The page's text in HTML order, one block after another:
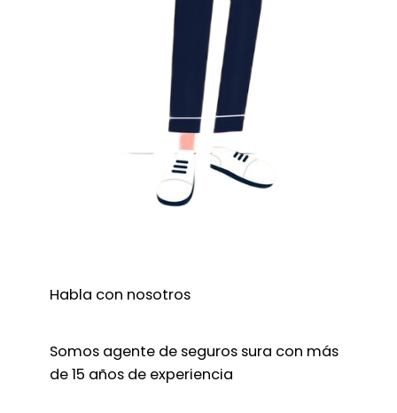
Habla con nosotros
Somos agente de seguros sura con más
de 15 años de experiencia